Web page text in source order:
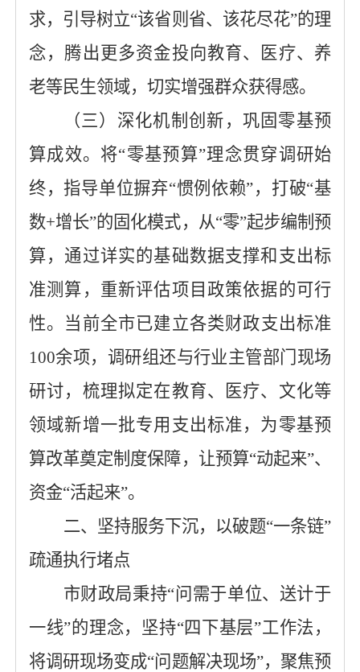
求，引导树立“该省则省、该花尽花”的理
念，腾出更多资金投向教育、医疗、养
老等民生领域，切实增强群众获得感。
（三） 深化机制创新 ， 巩固零基预
算成效。 将“零基预算”理念贯穿调研始
终，指导单位摒弃“惯例依赖”，打破“基
数+增长”的固化模式， 从“零”起步编制预
算， 通过详实的基础数据支撑和支出标
准测算，重新评估项目政策依据的可行
性。 当前全市已建立各类财政支出标准
100余项，调研组还与行业主管部门现场
研讨， 梳理拟定在教育、医疗、文化等
领域新增一批专用支出标准，为零基预
算改革奠定制度保障，让预算“动起来”、
资金“活起来”。
二、坚持服务下沉，以破题“一条链”
疏通执行堵点
市财政局秉持“问需于单位、送计于
一线”的理念， 坚持“四下基层”工作法，
将调研现场变成“问题解决现场”，聚焦预